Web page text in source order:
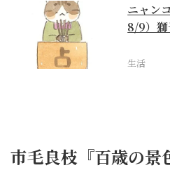
ニャン
8/9）獅
生活
市毛良枝『百歳の景